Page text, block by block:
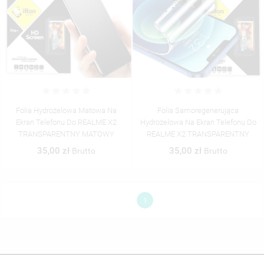
Folia Hydrożelowa Matowa Na
Ekran Telefonu Do REALME X2
TRANSPARENTNY MATOWY
35,00 zł Brutto
Folia Samoregenerująca
Hydrożelowa Na Ekran Telefonu Do
REALME X2 TRANSPARENTNY
35,00 zł Brutto
1
UTWÓRZ NOWĄ LISTĘ
((CANCELTEXT)) ((MODALDELETETEXT))
((CANCELTEXT)) ((CREATETEXT))
((CANCELTEXT)) ((LOGINTEXT))